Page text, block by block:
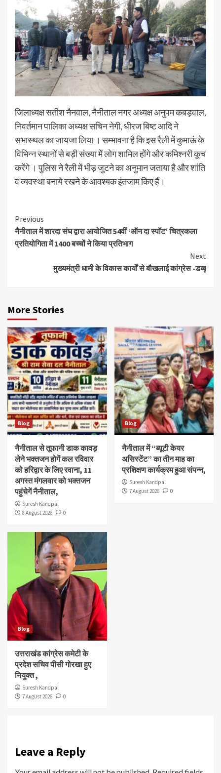
जिलाध्यक्ष सतीश नैनवाल, नैनीताल नगर अध्यक्ष अनुपम कबड़वाल,
निवर्तमान पालिका अध्यक्ष सचिन नेगी, धीरज बिष्ट आदि ने
सभास्थल का जायजा लिया । सम्भावना है कि इस रैली में कुमाऊं के
विभिन्न स्थानों से बड़ी संख्या में लोग शामिल होंगे और कमिश्नरी कूच
करेंगे । पुलिस ने रैली में भीड़ जुटने का अनुमान जताया है और शांति
व व्यवस्था बनाये रखने के आवश्यक इंतजाम किए हैं।
Continue
Reading
Previous
नैनीताल में शारदा संघ द्वारा आयोजित 54वीं ‘ऑन दा स्पॉट’ चित्रकला
प्रतियोगिता में 1400 बच्चों ने किया प्रतिभाग
Next
मुख्यमंत्री धामी के विकास कार्यों से बौखलाई कांग्रेस -डब्बू
More Stories
Blog
नैनीताल से तूफानी डाक कावड़
लेने भक्तजन होगें कल रविवार
को हरिद्वार के लिए रवाना, 11
अगस्त मंगलवार को भक्तजन
पहुंचेगें नैनीताल,
Suresh Kandpal
8 August 2026
0
Blog
नैनीताल में “ब्यूटी केयर
असिस्टेंट” का तीन माह का
प्रशिक्षण कार्यक्रम हुआ संपन्न,
Suresh Kandpal
7 August 2026
0
Blog
उत्तराखंड कांग्रेस कमेटी के
प्रदेश सचिव पीसी गोरखा हुए
नियुक्त ,
Suresh Kandpal
7 August 2026
0
Leave a Reply